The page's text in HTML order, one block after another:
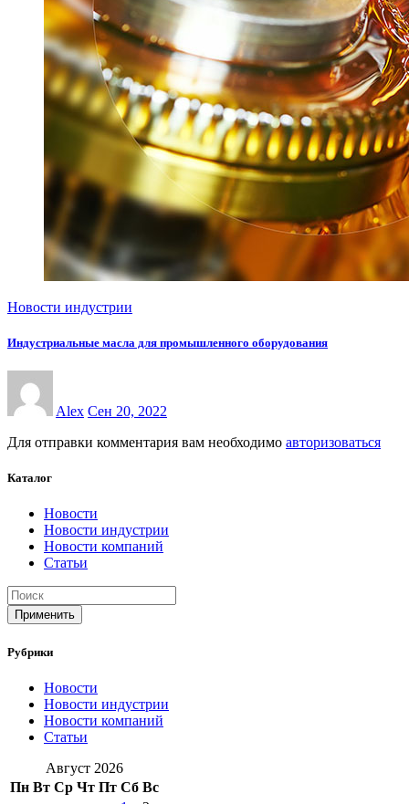
Новости индустрии
Индустриальные масла для промышленного оборудования
Alex Сен 20, 2022
Для отправки комментария вам необходимо авторизоваться
Каталог
Новости
Новости индустрии
Новости компаний
Статьи
Применить
Рубрики
Новости
Новости индустрии
Новости компаний
Статьи
Август 2026
Пн Вт Ср Чт Пт Сб Вс